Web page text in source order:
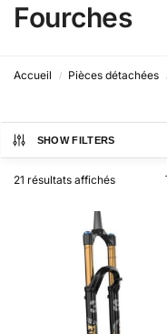
Fourches
Accueil / Pièces détachées
SHOW FILTERS
21 résultats affichés